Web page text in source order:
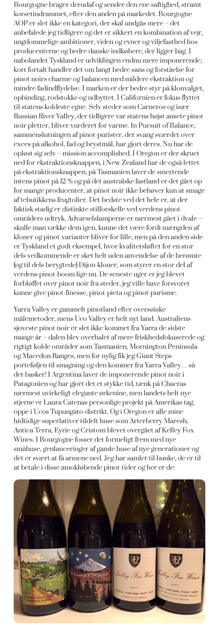
Bourgogne brager derudaf og sender den ene saftighed, stramt
korsetindrammet, efter den anden på markedet. Bourgogne
AOP er slet ikke en kategori, der skal undgås mere – det
anbefalede jeg tidligere og det er sikkert en kombination af vejr,
ungdommelige ambitioner, viden og evner og viljefasthed hos
producenterne og bedre danske indkøbere, der ligger bag. I
nabolandet Tyskland er udviklingen endnu mere imponerende;
kort fortalt handler det om langt bedre sans og forståelse for
pinot noirs charme og balancen med mildere ekstraktion og
mindre fadindflydelse. I marken er der bedre styr på klonvalget,
opbinding, rodstokke og udbyttet. I Californien er fokus flyttet
til statens koldeste egne. Selv steder som Carneros og især
Russian River Valley, der tidligere var statens højst ansete pinot
noir-pletter, bliver vurderet for varme. In Pursuit of Balance,
sammenslutningen af pinot-purister, der svang sværdet over
exces på alkohol, fad og brystmål, har gjort deres. Nu har de
opløst sig selv – mission accomplished. I Oregon er der skruet
ned for ekstraktionsknappen, i New Zealand har de også lettet
på ekstraktionsknappen, på Tasmanien laver de smertende
intens pinot på 12 % og på det australske fastland er det gået op
for mange producenter, at pinot noir ikke behøver kun at smage
af tebutikkens frugtolier. Det bedste ved det hele er, at der
faktisk stadig er distinkte stilforskelle ved verdens pinot-
områders udtryk. Advarselslamperne er nærmest gået i dvale –
skulle man vække dem igen, kunne det være fordi mængden af
kloner og pinot-varianter bliver for lille, men på den anden side
er Tyskland et godt eksempel, hvor kvalitetsløftet for en stor
dels vedkommende er sket helt uden anvendelse af de berømte
(og til dels berygtede) Dijon-kloner, som styrer en stor del af
verdens pinot-boom lige nu. De seneste uger er jeg blevet
forbløffet over pinot noir fra steder, jeg ville have forsvoret
kunne give pinot-finesse, pinot-pieta og pinot-purisme.
Yarra Valley er gammelt pinotland efter oversøiske
målemetoder, mens Uco Valley er helt nyt land. Australiens
sjoveste pinot noir er slet ikke kommet fra Yarra de sidste
mange år – dalen blev overhalet af mere friskhedsfokuserede og
rigtigt kolde områder som Tasmanien, Mornington Peninsula
og Macedon Ranges, men for nylig fik jeg Giant Steps-
porteføljen til smagning og den kommer fra Yarra Valley… så
det basker! I Argentina laver de imponerende pinot noir i
Patagonien og har gjort det et stykke tid, tænk på Chacras
nærmest uvirkeligt elegante ørkenine, men landets helt nye
stjerne er Laura Catenas personlige projekt på Amerikas tag,
oppe i Ucos Tupungato-distrikt. Og i Oregon er alle mine
hidtidige superlativer tildelt huse som Arterberry Maresh,
Antica Terra, Eyrie og Cristom blevet overgået af Kelley Fox
Wines. I Bourgogne fosser det formeligt frem med nye
småhuse, genlanceringer af gamle huse af nye generationer og
det er svært at få armene ned. Jeg har samlet til bunke, de er til
at betale i disse amokløbende pinot-tider og her er de: